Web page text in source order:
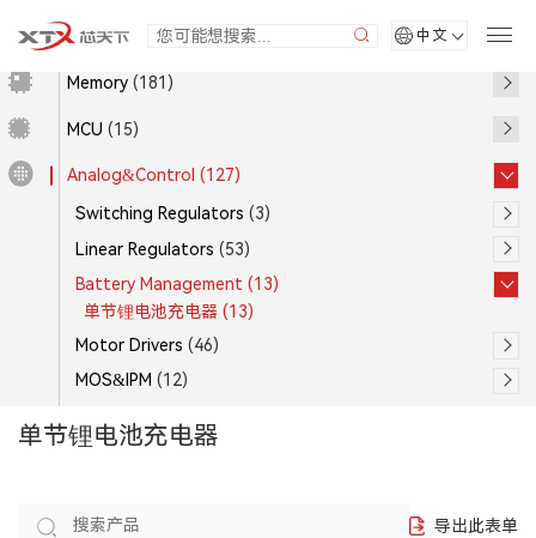
中文
Memory (181)
MCU (15)
Analog&Control (127)
Switching Regulators (3)
Linear Regulators (53)
Battery Management (13)
单节锂电池充电器 (13)
Motor Drivers (46)
MOS&IPM (12)
单节锂电池充电器
导出此表单